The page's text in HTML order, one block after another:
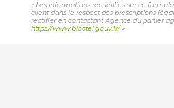
« Les informations recueillies sur ce
client dans le respect des prescriptions
rectifier en contactant Agence du panier
https://www.bloctel.gouv.fr/»